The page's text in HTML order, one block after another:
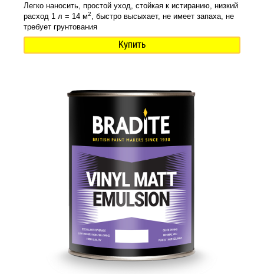
Легко наносить, простой уход, стойкая к истиранию, низкий
расход 1 л = 14 м2
, быстро высыхает, не имеет запаха, не
требует грунтования
Купить